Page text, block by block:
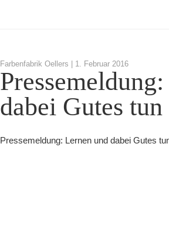
Farbenfabrik Oellers | 1. Februar 2016
dabei Gutes tun
Pressemeldung: Lernen und dabei Gutes